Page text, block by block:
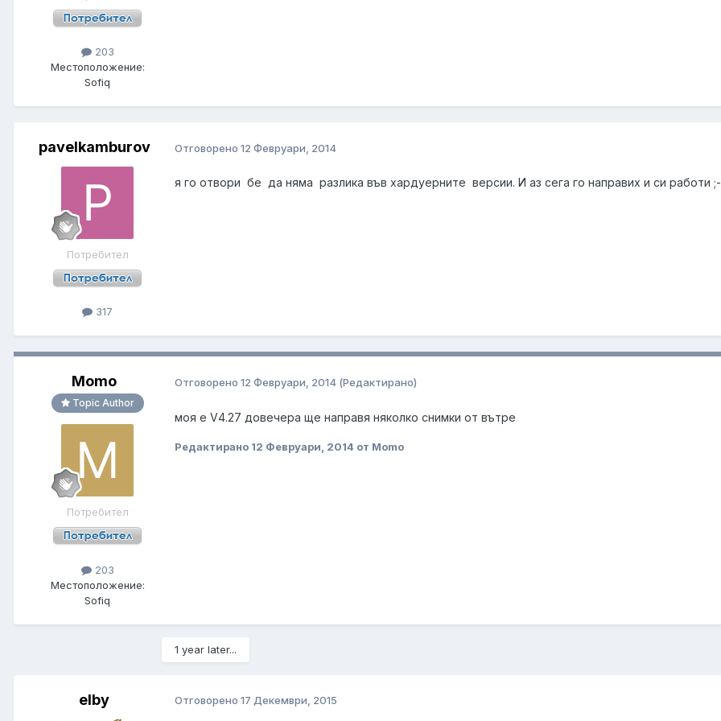
203
Местоположение:
Sofiq
pavelkamburov
Потребител
317
Отговорено 12 Февруари, 2014
я го отвори бе да няма разлика във хардуерните версии. И аз сега го направих и си работи
Momo
Topic Author
Потребител
203
Местоположение:
Sofiq
Отговорено 12 Февруари, 2014 (Редактирано)
моя е V4.27 довечера ще направя няколко снимки от вътре
Редактирано 12 Февруари, 2014 от Momo
1 year later...
elby Отговорено 17 Декември, 2015